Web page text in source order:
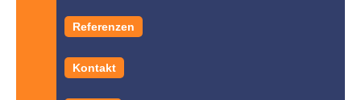
Referenzen
Kontakt